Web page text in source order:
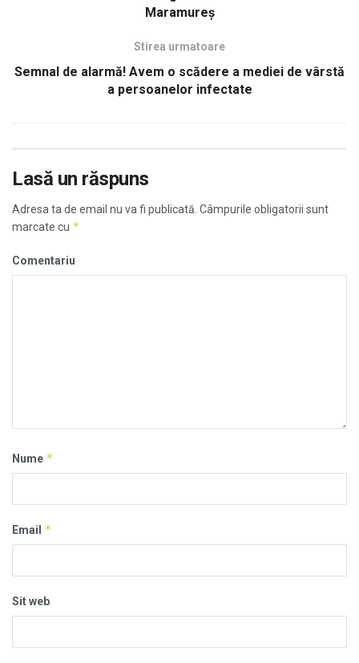
Maramureş
Stirea urmatoare
Semnal de alarmă! Avem o scădere a mediei de vârstă
a persoanelor infectate
Lasă un răspuns
Adresa ta de email nu va fi publicată. Câmpurile obligatorii sunt
marcate cu *
Comentariu
Nume *
Email *
Sit web